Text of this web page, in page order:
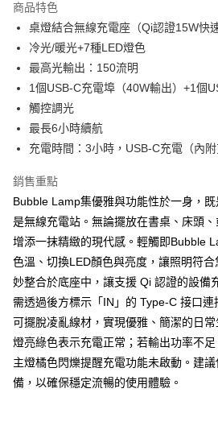
合作金庫商業銀行
華南商業銀行
彰化
上海商業儲蓄銀行
國泰世華商業銀行
臺灣中小企業銀行
台中
匯豐（台灣）商業銀行
聯邦商業銀行
元大商業銀行
玉山商業銀行
星展
台灣樂天信用卡公司
6 期 0 利率 每期
華南商業銀行
上海商業儲蓄銀行
國泰世華商業銀行
兆豐
臺灣中小企業銀行
匯豐（台灣）商業銀行
聯邦商業銀行
遠
元大商業銀行
永豐
玉山商業銀行
台灣樂天信用卡公司
LINE Pay
Apple Pay
ATM付款
運送方式
每筆NT$120，滿NT$1,000(含以上)免運費
黑貓宅配(離島)
每筆NT$250，滿NT$2,000(含以上)免運
每筆NT$120，滿NT$1,000(含以上)免運
商品特色
桌燈結合無線充電座（Qi認證15W快
冷光/暖光+7種LED燈色
最高光輸出：150流明
1個USB-C充電埠（40W輸出）+1個
觸控調光
最長6小時續航
充電時間：3小時，USB-C充電（內附
銷售重點
Bubble Lamp集優雅與功能性於一身，
是無線充電站。無論擺放在書桌、床頭
增添一抹精緻的現代感。輕觸即Bubble
色溫、切換LED顏色與亮度，讓照明符
妙整合於底座中，讓支援 Qi 認證的設備
需透過後方標示「IN」的 Type-C 接口
可擺脫凌亂線材，實現優雅、簡潔的日
燈亮綠色表示充電正常；若輸出功率不
主燈橘色閃爍提醒充電功能未啟動。建
備，以確保穩定流暢的使用體驗。